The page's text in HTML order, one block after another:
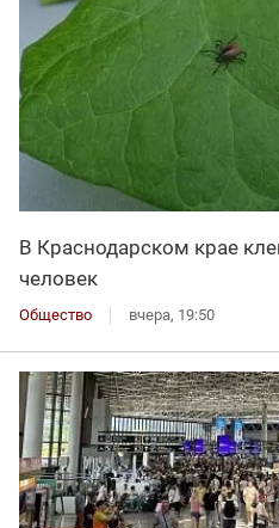
В Краснодарском крае
человек
Общество вчера, 19:50